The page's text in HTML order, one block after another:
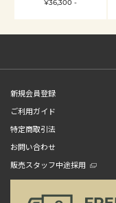
¥36,300 -
新規会員登録
ご利用ガイド
特定商取引法
お問い合わせ
販売スタッフ中途採用